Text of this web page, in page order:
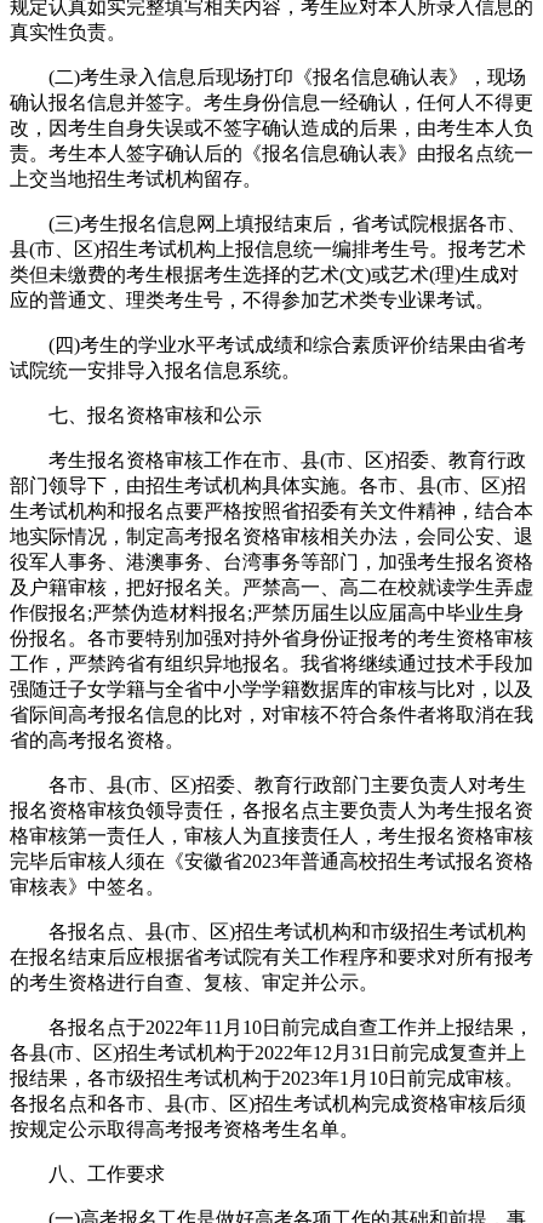
规定认真如实完整填写相关内容，考生应对本人所录入信息的
真实性负责。
(二)考生录入信息后现场打印《报名信息确认表》，现场
确认报名信息并签字。考生身份信息一经确认，任何人不得更
改，因考生自身失误或不签字确认造成的后果，由考生本人负
责。考生本人签字确认后的《报名信息确认表》由报名点统一
上交当地招生考试机构留存。
(三)考生报名信息网上填报结束后，省考试院根据各市、
县(市、区)招生考试机构上报信息统一编排考生号。报考艺术
类但未缴费的考生根据考生选择的艺术(文)或艺术(理)生成对
应的普通文、理类考生号，不得参加艺术类专业课考试。
(四)考生的学业水平考试成绩和综合素质评价结果由省考
试院统一安排导入报名信息系统。
七、报名资格审核和公示
考生报名资格审核工作在市、县(市、区)招委、教育行政
部门领导下，由招生考试机构具体实施。各市、县(市、区)招
生考试机构和报名点要严格按照省招委有关文件精神，结合本
地实际情况，制定高考报名资格审核相关办法，会同公安、退
役军人事务、港澳事务、台湾事务等部门，加强考生报名资格
及户籍审核，把好报名关。严禁高一、高二在校就读学生弄虚
作假报名;严禁伪造材料报名;严禁历届生以应届高中毕业生身
份报名。各市要特别加强对持外省身份证报考的考生资格审核
工作，严禁跨省有组织异地报名。我省将继续通过技术手段加
强随迁子女学籍与全省中小学学籍数据库的审核与比对，以及
省际间高考报名信息的比对，对审核不符合条件者将取消在我
省的高考报名资格。
各市、县(市、区)招委、教育行政部门主要负责人对考生
报名资格审核负领导责任，各报名点主要负责人为考生报名资
格审核第一责任人，审核人为直接责任人，考生报名资格审核
完毕后审核人须在《安徽省2023年普通高校招生考试报名资格
审核表》中签名。
各报名点、县(市、区)招生考试机构和市级招生考试机构
在报名结束后应根据省考试院有关工作程序和要求对所有报考
的考生资格进行自查、复核、审定并公示。
各报名点于2022年11月10日前完成自查工作并上报结果，
各县(市、区)招生考试机构于2022年12月31日前完成复查并上
报结果，各市级招生考试机构于2023年1月10日前完成审核。
各报名点和各市、县(市、区)招生考试机构完成资格审核后须
按规定公示取得高考报考资格考生名单。
八、工作要求
(一)高考报名工作是做好高考各项工作的基础和前提，事